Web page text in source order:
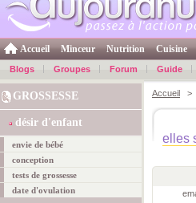
Accueil Minceur Nutrition Cuisine
Blogs Groupes Forum Guide
GROSSESSE
désir d'enfant
envie de bébé
conception
tests de grossesse
date d'ovulation
Accueil >
elles